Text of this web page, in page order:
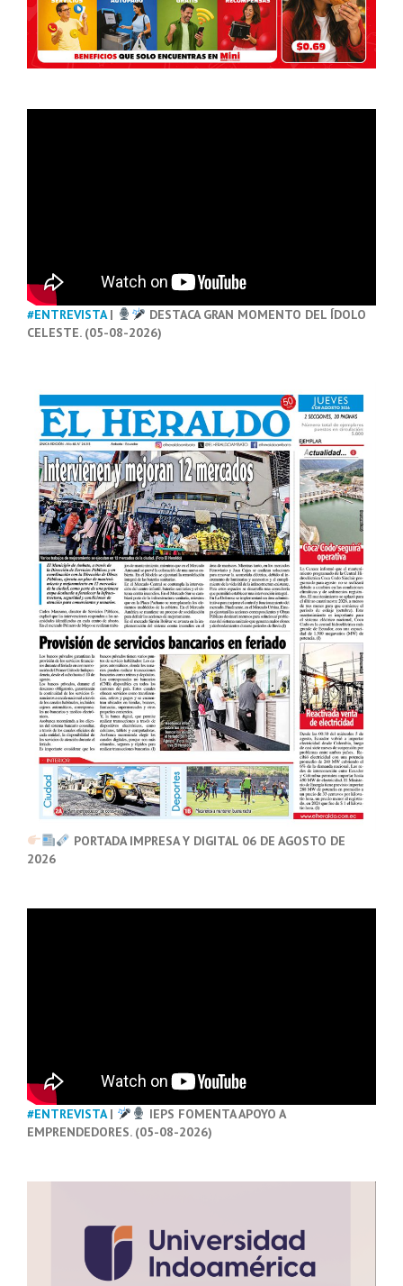
#ENTREVISTA|
DESTACA GRAN MOMENTO DEL ÍDOLO
CELESTE. (05-08-2026)
PORTADA IMPRESA Y DIGITAL 06 DE AGOSTO DE
2026
#ENTREVISTA|
IEPS FOMENTA APOYO A
EMPRENDEDORES. (05-08-2026)